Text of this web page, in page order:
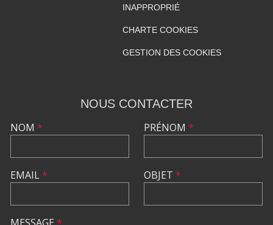
INAPPROPRIÉ
CHARTE COOKIES
GESTION DES COOKIES
NOUS CONTACTER
NOM *
EMAIL*
PRÉNOM *
OBJET *